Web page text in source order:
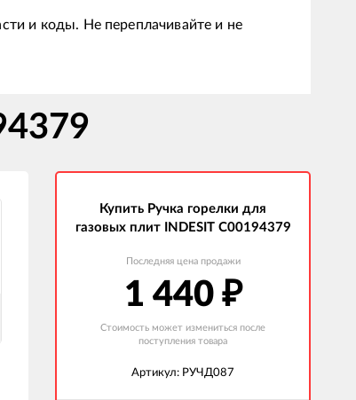
и коды. Не переплачивайте и не
Купить Ручка горелки для
газовых плит INDESIT C00194379
Последняя цена продажи
1 440 ₽
Стоимость может измениться после
поступления товара
Артикул: РУЧД087